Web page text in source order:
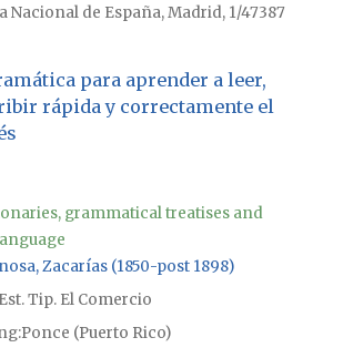
Nacional de España, Madrid, 1/47387
para aprender a leer,
rápida y correctamente el
grammatical treatises and
Zacarías (1850-post 1898)
Tip. El Comercio
Ponce (Puerto Rico)